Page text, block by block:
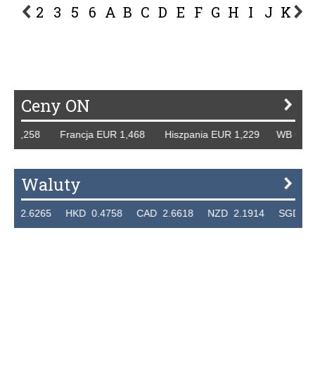
2 3 5 6 A B C D E F G H I J K L
Ceny ON
Francja EUR 1,468 Hiszpania EUR 1,229 WB GBP
Waluty
HKD 0.4758 CAD 2.6618 NZD 2.1914 SGD